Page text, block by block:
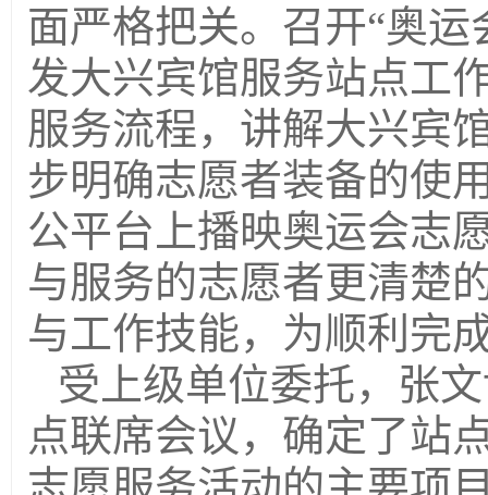
面严格把关。召开“奥
发大兴宾馆服务站点工
服务流程，讲解大兴宾
步明确志愿者装备的使
公平台上播映奥运会志
与服务的志愿者更清楚
与工作技能，为顺利完
受上级单位委托，张
点联席会议，确定了站